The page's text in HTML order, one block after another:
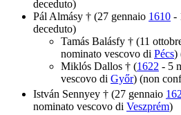
deceduto)
Pál Almásy † (27 gennaio 1610 -
deceduto)
Tamás Balásfy † (11
nominato vescovo di Pécs)
Miklós Dallos † (1622 - 5
vescovo di Győr) (non
István Sennyey † (27 gennaio
nominato vescovo di Veszprém)